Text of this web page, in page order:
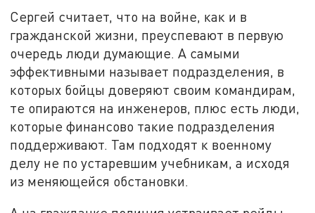
Сергей считает, что на войне, как и в
гражданской жизни, преуспевают в первую
очередь люди думающие. А самыми
эффективными называет подразделения, в
которых бойцы доверяют своим командирам,
те опираются на инженеров, плюс есть люди,
которые финансово такие подразделения
поддерживают. Там подходят к военному
делу не по устаревшим учебникам, а исходя
из меняющейся обстановки.